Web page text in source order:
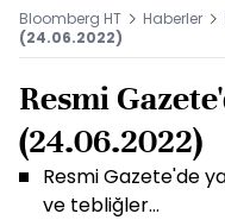
Bloomberg HT Haberler
(24.06.2022)
Resmi
(24.06.2022)
Resmi Gazete'de
ve tebliğler...